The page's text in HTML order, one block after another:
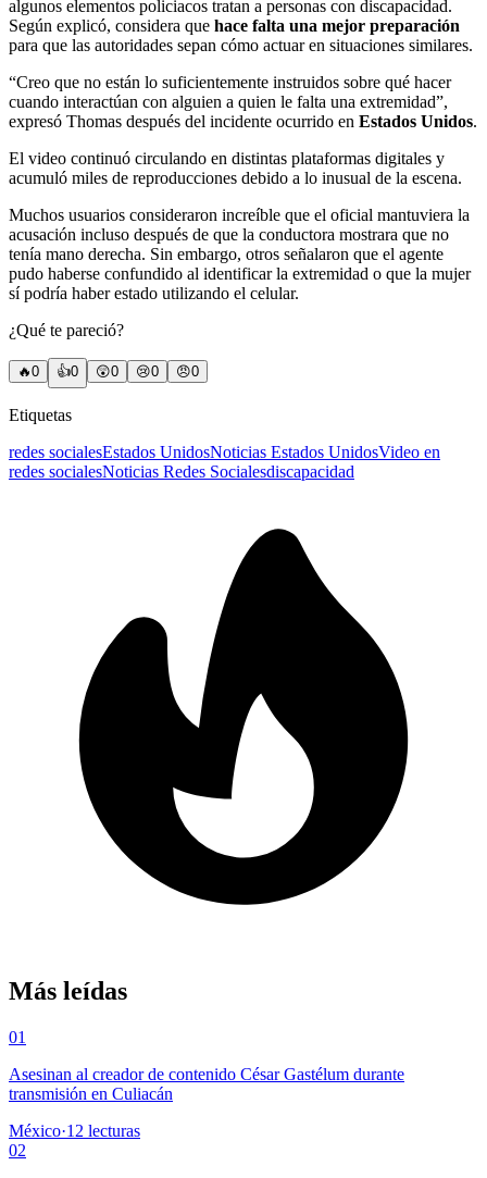
algunos elementos policiacos tratan a personas con discapacidad.
Según explicó, considera que hace falta una mejor preparación
para que las autoridades sepan cómo actuar en situaciones similares.
“Creo que no están lo suficientemente instruidos sobre qué hacer
cuando interactúan con alguien a quien le falta una extremidad”,
expresó Thomas después del incidente ocurrido en Estados Unidos.
El video continuó circulando en distintas plataformas digitales y
acumuló miles de reproducciones debido a lo inusual de la escena.
Muchos usuarios consideraron increíble que el oficial mantuviera la
acusación incluso después de que la conductora mostrara que no
tenía mano derecha. Sin embargo, otros señalaron que el agente
pudo haberse confundido al identificar la extremidad o que la mujer
sí podría haber estado utilizando el celular.
¿Qué te pareció?
🔥0 👍0 😲0 😢0 😠0
Etiquetas
redes socialesEstados UnidosNoticias Estados UnidosVideo en
redes socialesNoticias Redes Socialesdiscapacidad
Más leídas
01
Asesinan al creador de contenido César Gastélum durante
transmisión en Culiacán
México·12 lecturas
02